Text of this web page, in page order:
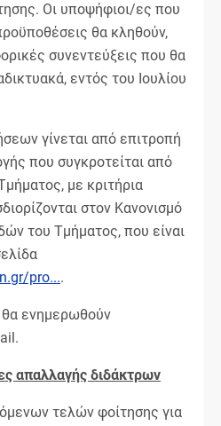
Οι υποψήφιοι/ες που
θα κληθούν,
συνεντεύξεις που θα
εντός του Ιουλίου
γίνεται από επιτροπή
που συγκροτείται από
με κριτήρια
στον Κανονισμό
του Τμήματος, που είναι
pro....
θα ενημερωθούν
απαλλαγής διδάκτρων
τελών φοίτησης για